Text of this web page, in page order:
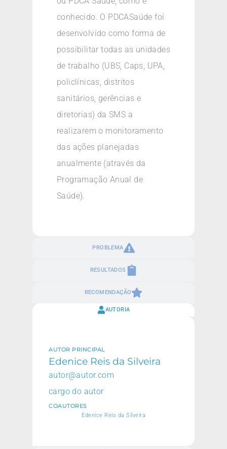
PROBLEMA
RESULTADOS
RECOMENDAÇÃO
conhecido. O PDCASaúde foi
desenvolvido como forma de
possibilitar todas as unidades
de trabalho (UBS, Caps, UPA,
policlínicas, distritos
sanitários, gerências e
diretorias) da SMS a
realizarem o monitoramento
das ações planejadas
anualmente (através da
Programação Anual de
Saúde).
AUTORIA
AUTOR PRINCIPAL
Edenice Reis da Silveira
autor@autor.com
cargo do autor
COAUTORES
Edenice Reis da Silveira